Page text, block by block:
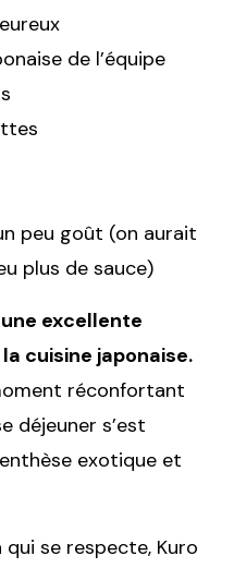
de l’équipe
peu goût (on aurait
plus de sauce)
excellente
cuisine japonaise.
réconfortant
déjeuner s’est
exotique et
se respecte, Kuro